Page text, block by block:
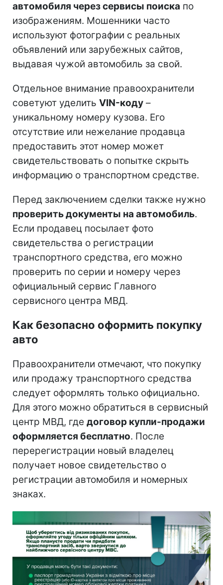
автомобиля через сервисы поиска по
изображениям. Мошенники часто
используют фотографии с реальных
объявлений или зарубежных сайтов,
выдавая чужой автомобиль за свой.
Отдельное внимание правоохранители
советуют уделить VIN-коду –
уникальному номеру кузова. Его
отсутствие или нежелание продавца
предоставить этот номер может
свидетельствовать о попытке скрыть
информацию о транспортном средстве.
Перед заключением сделки также нужно
проверить документы на автомобиль.
Если продавец посылает фото
свидетельства о регистрации
транспортного средства, его можно
проверить по серии и номеру через
официальный сервис Главного
сервисного центра МВД.
Как безопасно оформить покупку
авто
Правоохранители отмечают, что покупку
или продажу транспортного средства
следует оформлять только официально.
Для этого можно обратиться в сервисный
центр МВД, где договор купли-продажи
оформляется бесплатно. После
перерегистрации новый владелец
получает новое свидетельство о
регистрации автомобиля и номерных
знаках.